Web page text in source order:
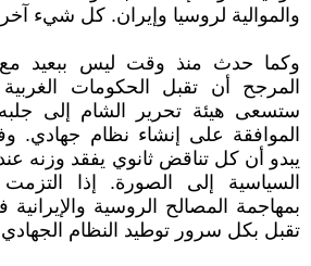
والموالية لروسيا وإيران. كل شيء آخر
وكما حدث منذ وقت ليس ببعيد مع
المرجح أن تقبل الحكومات الغربية
ستسعى هيئة تحرير الشام إلى جلبه
الموافقة على إنشاء نظام جهادي.
يبدو أن كل تناقض ثانوي يفقد وزنه
السياسية إلى الصورة. إذا التزمت
بمهاجمة المصالح الروسية
تقبل بكل سرور توطيد النظام الجهادي